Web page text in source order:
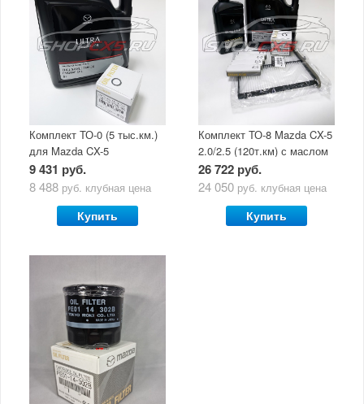
Комплект ТО-0 (5 тыс.км.)
для Mazda CX-5
(двигатель 2.0/2.5) с
маслом Mazda Original Oil
9 431 руб.
8 488 руб. клубная цена
Купить
Комплект ТО-8 Mazda CX-5
2.0/2.5 (120т.км) с маслом
Mazda Original Oil Ultra
5W30
26 722 руб.
24 050 руб. клубная цена
Купить